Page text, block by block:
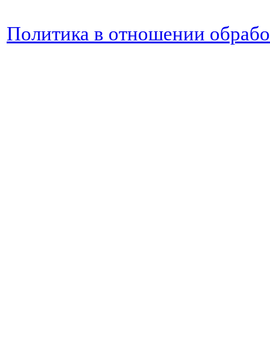
Политика в отношении